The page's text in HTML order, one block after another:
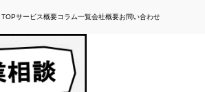
TOPサービス概要コラム一覧会社概要お問い合わせ